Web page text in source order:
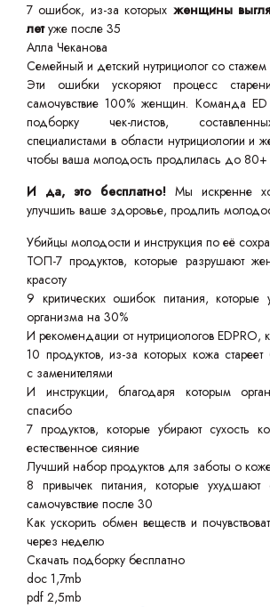
7 ошибок, из-за которых женщины
летуже после 35
Алла Чеканова
Семейный и детский нутрициолог со
Эти ошибки ускоряют процесс
самочувствие 100% женщин. Команда ED
подборку чек-листов,
специалистами в области нутрициологии и
чтобы ваша молодость продлилась до 80+
И да, это бесплатно! Мы искренне
улучшить ваше здоровье, продлить
Убийцы молодости и инструкция по её
ТОП-7 продуктов, которые разрушают
красоту
9 критических ошибок питания, которые
организма на 30%
И рекомендации от нутрициологов EDPRO,
10 продуктов, из-за которых кожа
с заменителями
И инструкции, благодаря которым
спасибо
7 продуктов, которые убирают сухость
естественное сияние
Лучший набор продуктов для заботы о
8 привычек питания, которые
самочувствие после 30
Как ускорить обмен веществ и
через неделю
Скачать подборку бесплатно
doc 1,7mb
pdf 2,5mb